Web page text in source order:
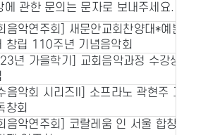
에 관한 문의는 문자로 보내주세요.
음악연주회] 새문안교회찬양대*예본찬
창립 110주년 기념음악회
년 가을학기] 교회음악과정 수강생
음악회 시리즈II] 소프라노 곽현주 교
창회
음악연주회] 코랄레움 인 서울 합창단